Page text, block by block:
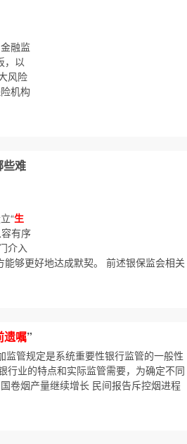
融监
，以
风险
机构
些难
“生
有序
介入
能够更好地达成默契。 前述银保监会相关
遗嘱”
监管规定是系统重要性银行监管的一般性
行业的特点和实际监管需要，为确定不同
卷烟产量继续增长 民间报告斥控烟进程